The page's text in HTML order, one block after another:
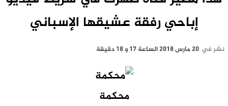
إباحي رفقة عشيقها الإسباني
نشر في 20 مارس 2018 الساعة 17 و 18 دقيقة
محكمة